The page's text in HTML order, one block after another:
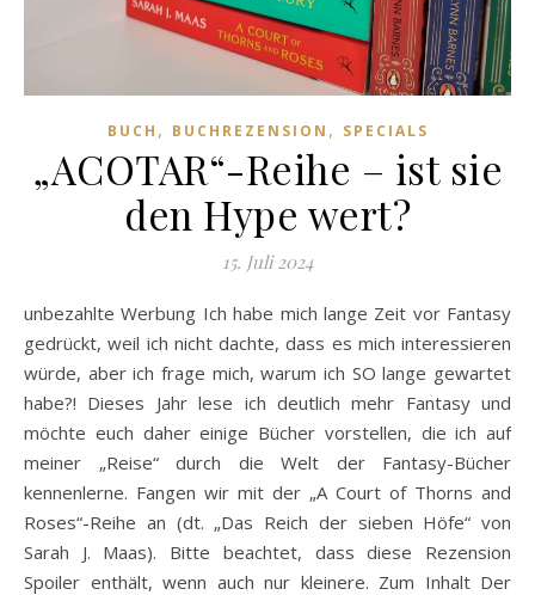
BUCH , BUCHREZENSION , SPECIALS
„ACOTAR“-Reihe – ist sie
den Hype wert?
15. Juli 2024
unbezahlte Werbung Ich habe mich lange Zeit vor Fantasy
gedrückt, weil ich nicht dachte, dass es mich interessieren
würde, aber ich frage mich, warum ich SO lange gewartet
habe?! Dieses Jahr lese ich deutlich mehr Fantasy und
möchte euch daher einige Bücher vorstellen, die ich auf
meiner „Reise“ durch die Welt der Fantasy-Bücher
kennenlerne. Fangen wir mit der „A Court of Thorns and
Roses“-Reihe an (dt. „Das Reich der sieben Höfe“ von
Sarah J. Maas). Bitte beachtet, dass diese Rezension
Spoiler enthält, wenn auch nur kleinere. Zum Inhalt Der